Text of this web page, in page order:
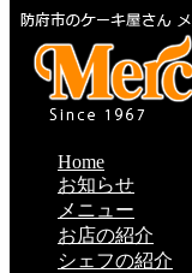
Home
お知らせ
メニュー
お店の紹介
シェフの紹介